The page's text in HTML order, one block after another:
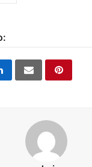
email